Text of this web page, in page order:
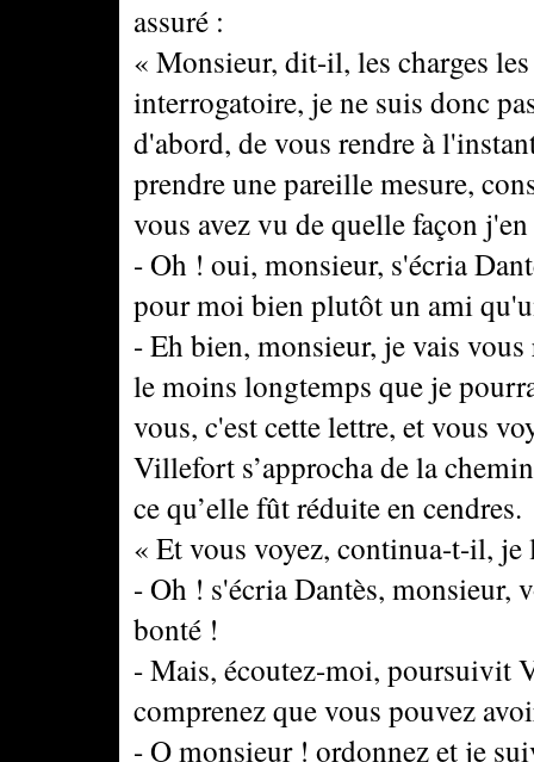
assuré :
« Monsieur, dit-il, les charges
interrogatoire, je ne suis donc
d'abord, de vous rendre à
prendre une pareille mesure,
vous avez vu de quelle façon
- Oh ! oui, monsieur, s'écria
pour moi bien plutôt un ami
- Eh bien, monsieur, je vais
le moins longtemps que je
vous, c'est cette lettre, et vous
Villefort s’approcha de la
ce qu’elle fût réduite en cendres.
« Et vous voyez, continua-t-il, je
- Oh ! s'écria Dantès, monsieur,
bonté !
- Mais, écoutez-moi, poursuivit
comprenez que vous pouvez
- O monsieur ! ordonnez et je